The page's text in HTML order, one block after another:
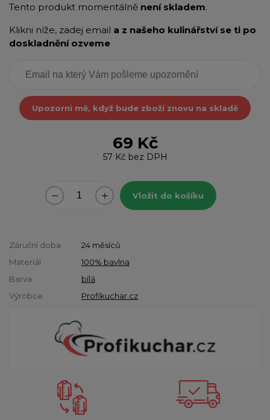
Tento produkt momentálně není skladem.
Klikni níže, zadej email a z našeho kulinářství se ti po
doskladnění ozveme
Upozorni mě, když bude zboží znovu na skladě
69 Kč
57 Kč bez DPH
Vložit do košíku
Záruční doba
24 měsíců
Materiál
100% bavlna
Barva
bílá
Výrobce
Profikuchar.cz